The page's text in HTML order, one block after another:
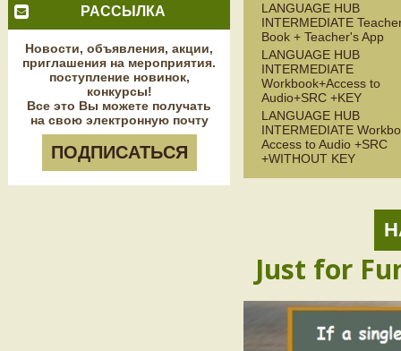
РАССЫЛКА
Новости, объявления, акции,
приглашения на мероприятия.
поступление новинок,
конкурсы!
Все это Вы можете получать
на свою электронную почту
ПОДПИСАТЬСЯ
LANGUAGE HUB
INTERMEDIATE
Book + Teacher's App
LANGUAGE HUB
INTERMEDIATE
Workbook+Access to
Audio+SRC +KEY
LANGUAGE HUB
INTERMEDIATE
Access to Audio +SRC
+WITHOUT KEY
Just for